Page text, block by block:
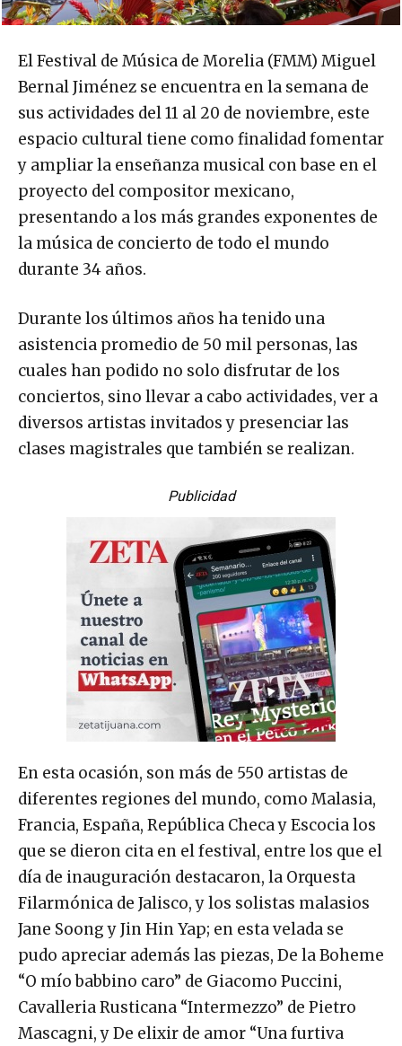
El Festival de Música de Morelia (FMM) Miguel
Bernal Jiménez se encuentra en la semana de
sus actividades del 11 al 20 de noviembre, este
espacio cultural tiene como finalidad fomentar
y ampliar la enseñanza musical con base en el
proyecto del compositor mexicano,
presentando a los más grandes exponentes de
la música de concierto de todo el mundo
durante 34 años.
Durante los últimos años ha tenido una
asistencia promedio de 50 mil personas, las
cuales han podido no solo disfrutar de los
conciertos, sino llevar a cabo actividades, ver a
diversos artistas invitados y presenciar las
clases magistrales que también se realizan.
Publicidad
En esta ocasión, son más de 550 artistas de
diferentes regiones del mundo, como Malasia,
Francia, España, República Checa y Escocia los
que se dieron cita en el festival, entre los que el
día de inauguración destacaron, la Orquesta
Filarmónica de Jalisco, y los solistas malasios
Jane Soong y Jin Hin Yap; en esta velada se
pudo apreciar además las piezas, De la Boheme
“O mío babbino caro” de Giacomo Puccini,
Cavalleria Rusticana “Intermezzo” de Pietro
Mascagni, y De elixir de amor “Una furtiva